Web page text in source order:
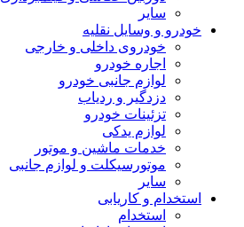
سایر
خودرو و وسایل نقلیه
خودروی داخلی و خارجی
اجاره خودرو
لوازم جانبی خودرو
دزدگیر و ردیاب
تزئینات خودرو
لوازم یدکی
خدمات ماشین و موتور
موتورسیکلت و لوازم جانبی
سایر
استخدام و کاریابی
استخدام